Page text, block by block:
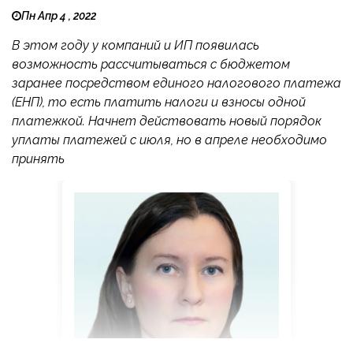
Пн Апр 4 , 2022
В этом году у компаний и ИП появилась
возможность рассчитываться с бюджетом
заранее посредством единого налогового платежа
(ЕНП), то есть платить налоги и взносы одной
платежкой. Начнет действовать новый порядок
уплаты платежей с июля, но в апреле необходимо
принять